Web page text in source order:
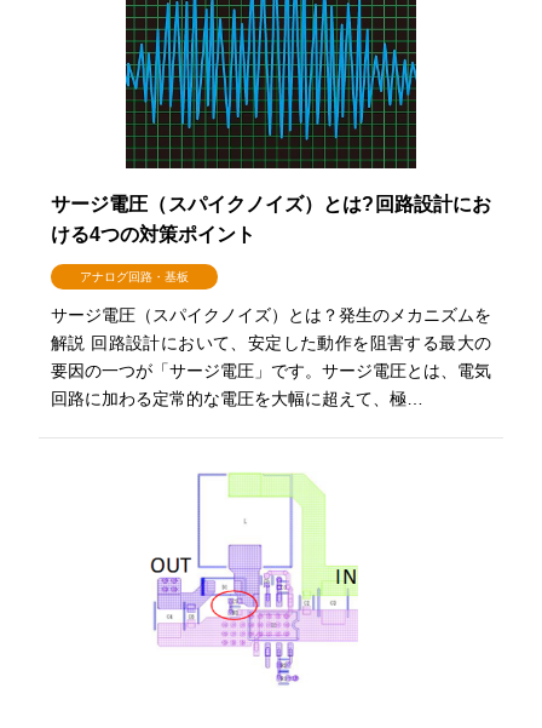
サージ電圧（スパイクノイズ）とは?回路設計にお
ける4つの対策ポイント
アナログ回路・基板
サージ電圧（スパイクノイズ）とは？発生のメカニズムを
解説 回路設計において、安定した動作を阻害する最大の
要因の一つが「サージ電圧」です。サージ電圧とは、電気
回路に加わる定常的な電圧を大幅に超えて、極…